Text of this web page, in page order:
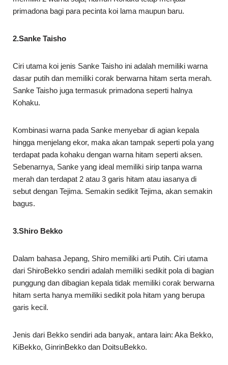
primadona bagi para pecinta koi lama maupun baru.
2.Sanke Taisho
Ciri utama koi jenis Sanke Taisho ini adalah memiliki warna
dasar putih dan memiliki corak berwarna hitam serta merah.
Sanke Taisho juga termasuk primadona seperti halnya
Kohaku.
Kombinasi warna pada Sanke menyebar di agian kepala
hingga menjelang ekor, maka akan tampak seperti pola yang
terdapat pada kohaku dengan warna hitam seperti aksen.
Sebenarnya, Sanke yang ideal memiliki sirip tanpa warna
merah dan terdapat 2 atau 3 garis hitam atau iasanya di
sebut dengan Tejima. Semakin sedikit Tejima, akan semakin
bagus.
3.Shiro Bekko
Dalam bahasa Jepang, Shiro memiliki arti Putih. Ciri utama
dari ShiroBekko sendiri adalah memiliki sedikit pola di bagian
punggung dan dibagian kepala tidak memiliki corak berwarna
hitam serta hanya memiliki sedikit pola hitam yang berupa
garis kecil.
Jenis dari Bekko sendiri ada banyak, antara lain: Aka Bekko,
KiBekko, GinrinBekko dan DoitsuBekko.